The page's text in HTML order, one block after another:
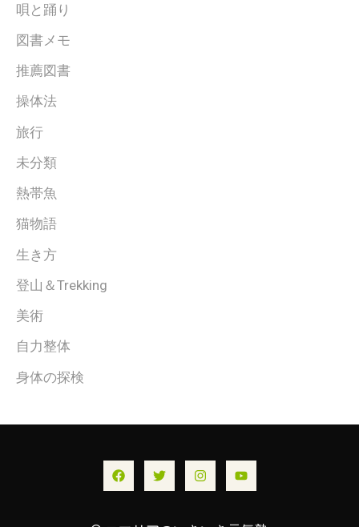
唄と踊り
図書メモ
推薦図書
操体法
旅行
未分類
熱帯魚
猫物語
生き方
登山＆Trekking
美術
自力整体
身体の探検